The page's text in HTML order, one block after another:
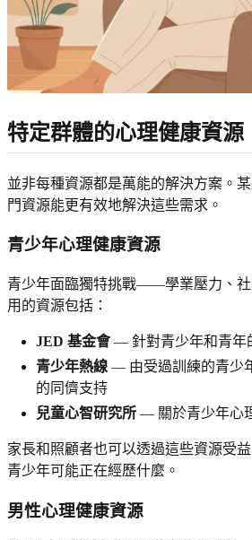
特定群體的心理健康資源
並非每種資源都是萬能的解決方案。
門資源能更有效地解決這些需求。
青少年心理健康資源
青少年面臨獨特挑戰——學業壓力、社
用的資源包括：
JED 基金會— 針對青少年和青年
青少年熱線 — 由受過訓練的青少
的同儕支持
兒童心智研究所 — 關於青少年心
家長和照顧者也可以透過這些資源受
青少年可能正在經歷什麼。
男性心理健康資源